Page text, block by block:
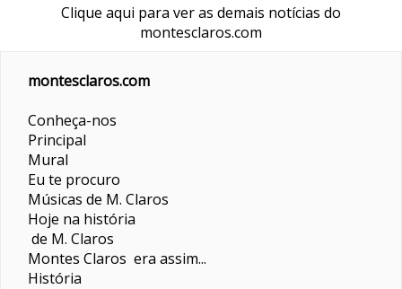
Clique aqui para ver as demais notícias do
montesclaros.com
montesclaros.com
Conheça-nos
Principal
Mural
Eu te procuro
Músicas de M. Claros
Hoje na história
de M. Claros
Montes Claros era assim...
História